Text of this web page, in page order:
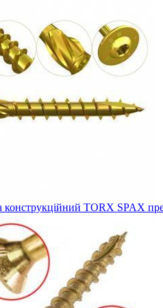
конструкційний TORX SPAX